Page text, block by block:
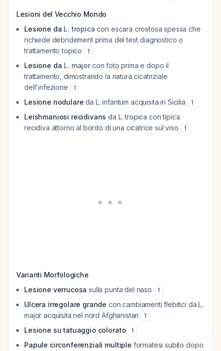
Lesioni del Vecchio Mondo
Lesione da L. tropica con escara crostosa spessa che
richiede debridement prima del test diagnostico o
trattamento topico
1
Lesione da L. majorcon foto prima e dopo il
trattamento, dimostrando la natura cicatriziale
dell'infezione
1
Lesione nodulare da L. infantum acquisita in Sicilia 1
Leishmaniosi recidivans da L. tropica con tipica
recidiva attorno al bordo di una cicatrice sul viso
1
Varianti Morfologiche
Lesione verrucosa sulla punta del naso 1
Ulcera irregolare grande con cambiamenti flebitici daL.
major acquisita nel nord Afghanistan 1
Lesione su tatuaggio colorato 1
Papule circonferenziali multiple formatesi subito dopo